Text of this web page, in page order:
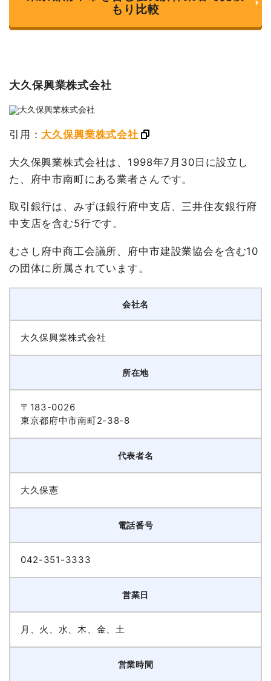
もり比較
大久保興業株式会社
引用： 大久保興業株式会社
大久保興業株式会社は、1998年7月30日に設立し
た、府中市南町にある業者さんです。
取引銀行は、みずほ銀行府中支店、三井住友銀行府
中支店を含む5行です。
むさし府中商工会議所、府中市建設業協会を含む10
の団体に所属されています。
会社名
大久保興業株式会社
所在地
〒183-0026
東京都府中市南町2-38-8
代表者名
大久保憲
電話番号
042-351-3333
営業日
月、火、水、木、金、土
営業時間